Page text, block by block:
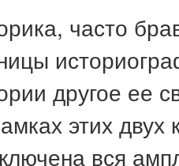
часто
другое ее
этих двух
вся